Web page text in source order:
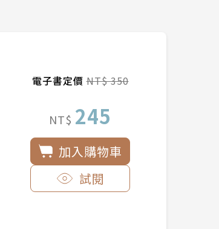
電子書定價NT$ 350
NT$ 245
加入購物車
試閱